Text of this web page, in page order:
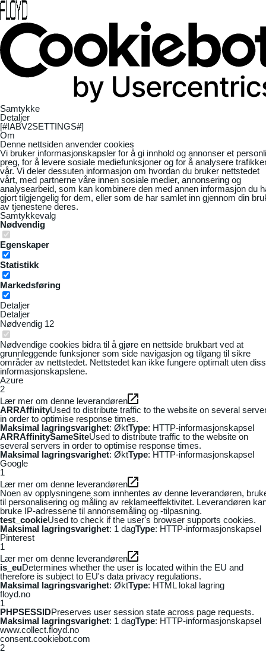
Samtykke
Detaljer
[#IABV2SETTINGS#]
Om
Denne nettsiden anvender cookies
Vi bruker informasjonskapsler for å gi innhold og annonser et
preg, for å levere sosiale mediefunksjoner og for å analysere
vår. Vi deler dessuten informasjon om hvordan du bruker nettstedet
vårt, med partnerne våre innen sosiale medier, annonsering og
analysearbeid, som kan kombinere den med annen informasjon du
gjort tilgjengelig for dem, eller som de har samlet inn gjennom din
av tjenestene deres.
Samtykkevalg
Nødvendig
Egenskaper
Statistikk
Markedsføring
Detaljer
Detaljer
Nødvendig 12
Nødvendige cookies bidra til å gjøre en nettside brukbart ved at
grunnleggende funksjoner som side navigasjon og tilgang til sikre
områder av nettstedet. Nettstedet kan ikke fungere optimalt uten
informasjonskapslene.
Azure
2
Lær mer om denne leverandøren
ARRAffinityUsed to distribute traffic to the website on several
in order to optimise response times.
Maksimal lagringsvarighet: ØktType: HTTP-informasjonskapsel
ARRAffinitySameSiteUsed to distribute traffic to the website on
several servers in order to optimise response times.
Maksimal lagringsvarighet: ØktType: HTTP-informasjonskapsel
Google
1
Lær mer om denne leverandøren
Noen av opplysningene som innhentes av denne leverandøren,
til personalisering og måling av reklameeffektivitet. Leverandøren
bruke IP-adressene til annonsemåling og -tilpasning.
test_cookieUsed to check if the user's browser supports cookies.
Maksimal lagringsvarighet: 1 dagType: HTTP-informasjonskapsel
Pinterest
1
Lær mer om denne leverandøren
is_euDetermines whether the user is located within the EU and
therefore is subject to EU's data privacy regulations.
Maksimal lagringsvarighet: ØktType: HTML lokal lagring
floyd.no
1
PHPSESSIDPreserves user session state across page requests.
Maksimal lagringsvarighet: 1 dagType: HTTP-informasjonskapsel
www.collect.floyd.no
consent.cookiebot.com
2